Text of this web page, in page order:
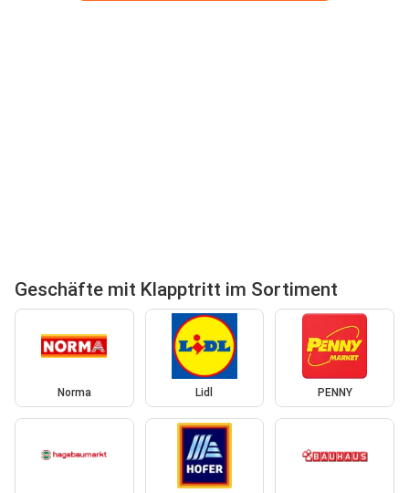
Geschäfte mit Klapptritt im Sortiment
Norma Lidl PENNY